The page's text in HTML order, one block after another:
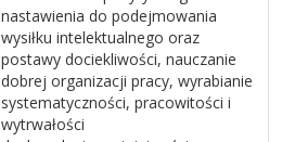
nastawienia do podejmowania
wysiłku intelektualnego oraz
postawy dociekliwości, nauczanie
dobrej organizacji pracy, wyrabianie
systematyczności, pracowitości i
wytrwałości